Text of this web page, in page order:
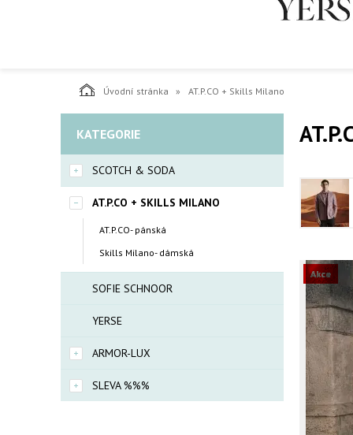
Úvodní stránka AT.P.CO + Skills Milano
KATEGORIE
SCOTCH & SODA
AT.P.CO + SKILLS MILANO
AT.P.CO- pánská
Skills Milano- dámská
SOFIE SCHNOOR
YERSE
ARMOR-LUX
SLEVA %%%
Akce